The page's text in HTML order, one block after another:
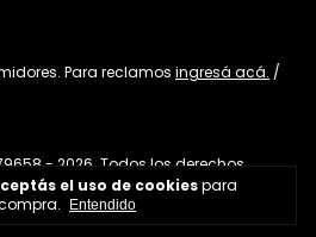
el uso de cookiespara
Entendido
Para reclamos ingresá acá. /
- 2026. Todos los derechos